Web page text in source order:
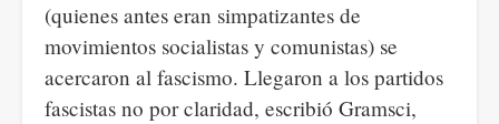
(quienes antes eran simpatizantes de
movimientos socialistas y comunistas) se
acercaron al fascismo. Llegaron a los partidos
fascistas no por claridad, escribió Gramsci,